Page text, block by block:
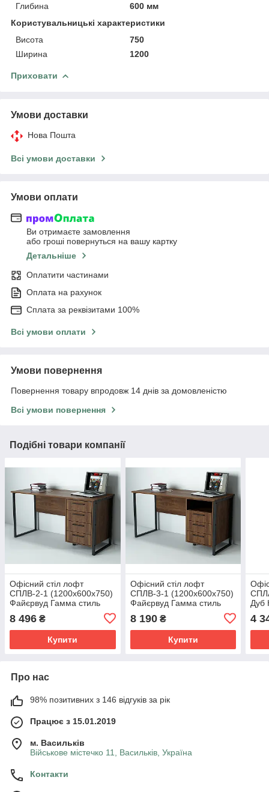
Глибина
600 мм
Користувальницькі характеристики
Висота
750
Ширина
1200
Приховати
Умови доставки
Нова Пошта
Всі умови доставки
Умови оплати
Ви отримаєте замовлення
або гроші повернуться на вашу картку
Детальніше
Оплатити частинами
Оплата на рахунок
Сплата за реквізитами 100%
Всі умови оплати
Умови повернення
Повернення товару впродовж 14 днів за домовленістю
Всі умови повернення
Подібні товари компанії
Офісний стіл лофт
СПЛВ-2-1 (1200x600x750)
Файєрвуд Гамма стиль
8 496 ₴
Купити
Офісний стіл лофт
СПЛВ-3-1 (1200x600x750)
Файєрвуд Гамма стиль
8 190₴
Купити
Дуб
4
Про нас
98% позитивних з 146 відгуків за рік
Працює з 15.01.2019
м. Васильків
Військове містечко 11, Васильків, Україна
Контакти